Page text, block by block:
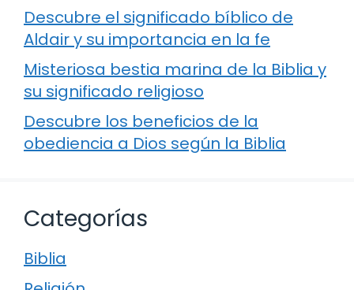
Descubre el significado bíblico de
Aldair y su importancia en la fe
Misteriosa bestia marina de la Biblia y
su significado religioso
Descubre los beneficios de la
obediencia a Dios según la Biblia
Categorías
Biblia